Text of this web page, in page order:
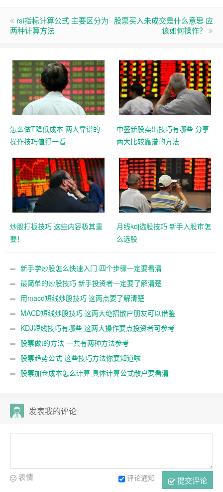
rsi指标计算公式 主要区分为
两种计算方法
股票买入未成交是什么意思 应
该如何操作？
怎么做T降低成本 两大靠谱的
操作技巧值得一看
中签新股卖出技巧有哪些 分享
两大比较靠谱的方法
炒股打板技巧 这些内容极其重
要！
月线kdj选股技巧 新手入股市怎
么选股
新手学炒股怎么快速入门 四个步骤一定要看清
最简单的炒股技巧 新手投资者一定要了解清楚
用macd短线炒股技巧 这两点要了解清楚
MACD短线炒股技巧 这两大绝招散户朋友可以借鉴
KDJ短线技巧有哪些 这两大操作要点投资者可参考
股票做t的方法 一共有两种方法参考
股票趋势公式 这些技巧方法你要知道啦
股票加仓成本怎么计算 具体计算公式散户要看清
发表我的评论
提交评论
评论通知
表情